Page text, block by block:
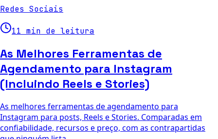
Redes Sociais
11 min de leitura
As Melhores Ferramentas de
Agendamento para Instagram
(Incluindo Reels e Stories)
As melhores ferramentas de agendamento para
Instagram para posts, Reels e Stories. Comparadas em
confiabilidade, recursos e preço, com as contrapartidas